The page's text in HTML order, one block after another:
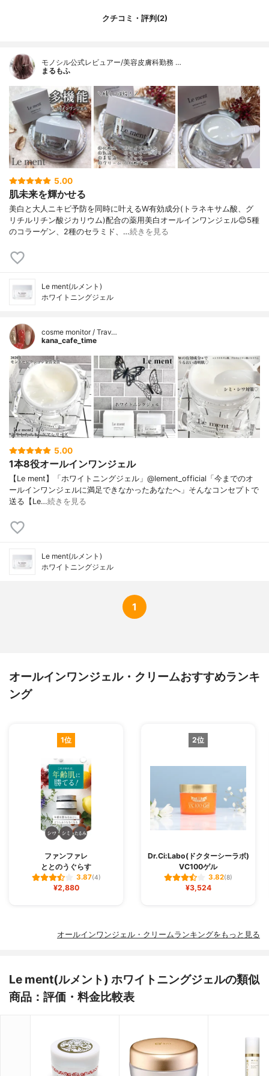
クチコミ・評判(2)
モノシル公式レビュアー/美容皮膚科勤務 …
まるもふ
5.00
肌未来を輝かせる
美白と大人ニキビ予防を同時に叶えるW有効成分(トラネキサム酸、グ
リチルリチン酸ジカリウム)配合の薬用美白オールインワンジェル😊5種
のコラーゲン、2種のセラミド、…続きを見る
Le ment(ルメント)
ホワイトニングジェル
cosme monitor / Trav…
kana_cafe_time
5.00
1本8役オールインワンジェル
【Le ment】「ホワイトニングジェル」@lement_official「今までのオ
ールインワンジェルに満足できなかったあなたへ」そんなコンセプトで
送る【Le…続きを見る
Le ment(ルメント)
ホワイトニングジェル
1
オールインワンジェル・クリームおすすめランキ
ング
1位
ファンファレ
ととのうぐらす
3.87(4)
¥2,880
2位
Dr.Ci:Labo(ドクターシーラボ)
VC100ゲル
3.82(8)
¥3,524
オールインワンジェル・クリームランキングをもっと見る
Le ment(ルメント) ホワイトニングジェルの類似
商品：評価・料金比較表